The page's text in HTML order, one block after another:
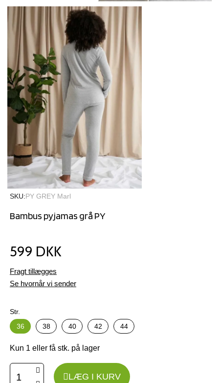
SKU PY GREY Marl
Bambus pyjamas grå PY
599 DKK
Fragt tillægges
Se hvornår vi sender
Str.
36
38 40 42 44
Kun 1 eller få stk. på lager
LÆG I KURV